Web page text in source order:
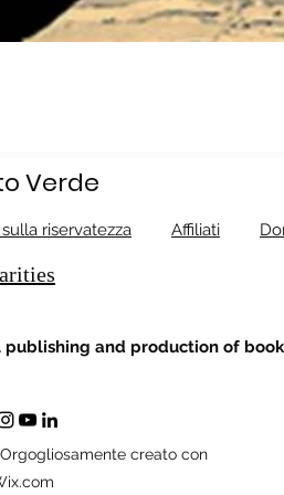
Verde
riservatezza Affiliati
and production of
creato con